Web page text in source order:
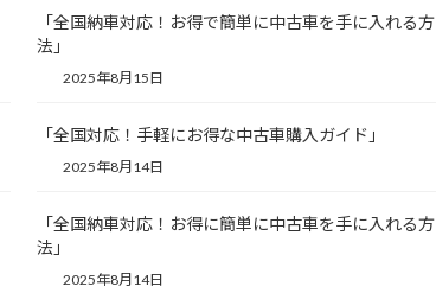
「全国納車対応！お得で簡単に中古車を手に入れる方
法」
2025年8月15日
「全国対応！手軽にお得な中古車購入ガイド」
2025年8月14日
「全国納車対応！お得に簡単に中古車を手に入れる方
法」
2025年8月14日